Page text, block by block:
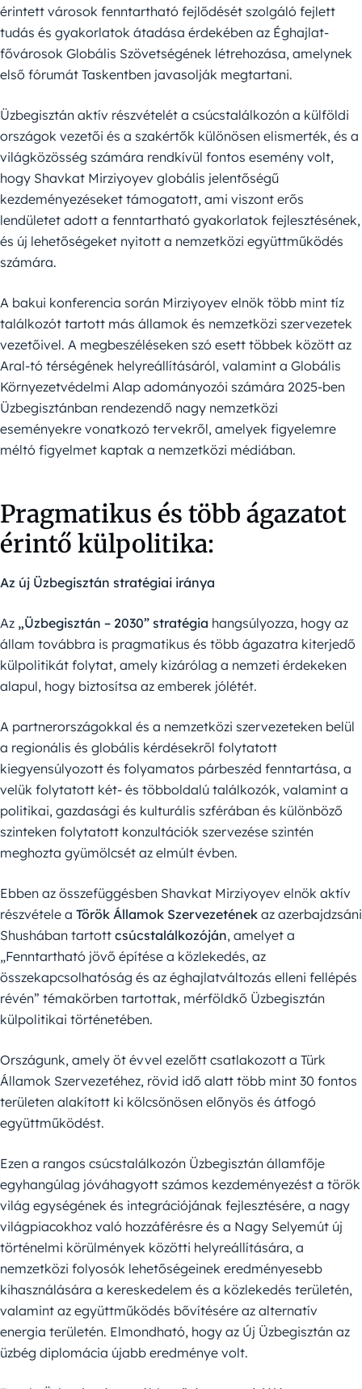
érintett városok fenntartható fejlődését szolgáló fejlett
tudás és gyakorlatok átadása érdekében az Éghajlat-
fővárosok Globális Szövetségének létrehozása, amelynek
első fórumát Taskentben javasolják megtartani.
Üzbegisztán aktív részvételét a csúcstalálkozón a külföldi
országok vezetői és a szakértők különösen elismerték, és a
világközösség számára rendkívül fontos esemény volt,
hogy Shavkat Mirziyoyev globális jelentőségű
kezdeményezéseket támogatott, ami viszont erős
lendületet adott a fenntartható gyakorlatok fejlesztésének,
és új lehetőségeket nyitott a nemzetközi együttműködés
számára.
A bakui konferencia során Mirziyoyev elnök több mint tíz
találkozót tartott más államok és nemzetközi szervezetek
vezetőivel. A megbeszéléseken szó esett többek között az
Aral-tó térségének helyreállításáról, valamint a Globális
Környezetvédelmi Alap adományozói számára 2025-ben
Üzbegisztánban rendezendő nagy nemzetközi
eseményekre vonatkozó tervekről, amelyek figyelemre
méltó figyelmet kaptak a nemzetközi médiában.
Pragmatikus és több ágazatot
érintő külpolitika:
Az új Üzbegisztán stratégiai iránya
Az „Üzbegisztán – 2030” stratégia hangsúlyozza, hogy az
állam továbbra is pragmatikus és több ágazatra kiterjedő
külpolitikát folytat, amely kizárólag a nemzeti érdekeken
alapul, hogy biztosítsa az emberek jólétét.
A partnerországokkal és a nemzetközi szervezeteken belül
a regionális és globális kérdésekről folytatott
kiegyensúlyozott és folyamatos párbeszéd fenntartása, a
velük folytatott két- és többoldalú találkozók, valamint a
politikai, gazdasági és kulturális szférában és különböző
szinteken folytatott konzultációk szervezése szintén
meghozta gyümölcsét az elmúlt évben.
Ebben az összefüggésben Shavkat Mirziyoyev elnök aktív
részvétele a Török Államok Szervezetének az azerbajdzsáni
Shushában tartott csúcstalálkozóján, amelyet a
„Fenntartható jövő építése a közlekedés, az
összekapcsolhatóság és az éghajlatváltozás elleni fellépés
révén” témakörben tartottak, mérföldkő Üzbegisztán
külpolitikai történetében.
Országunk, amely öt évvel ezelőtt csatlakozott a Türk
Államok Szervezetéhez, rövid idő alatt több mint 30 fontos
területen alakított ki kölcsönösen előnyös és átfogó
együttműködést.
Ezen a rangos csúcstalálkozón Üzbegisztán államfője
egyhangúlag jóváhagyott számos kezdeményezést a török
világ egységének és integrációjának fejlesztésére, a nagy
világpiacokhoz való hozzáférésre és a Nagy Selyemút új
történelmi körülmények közötti helyreállítására, a
nemzetközi folyosók lehetőségeinek eredményesebb
kihasználására a kereskedelem és a közlekedés területén,
valamint az együttműködés bővítésére az alternatív
energia területén. Elmondható, hogy az Új Üzbegisztán az
üzbég diplomácia újabb eredménye volt.